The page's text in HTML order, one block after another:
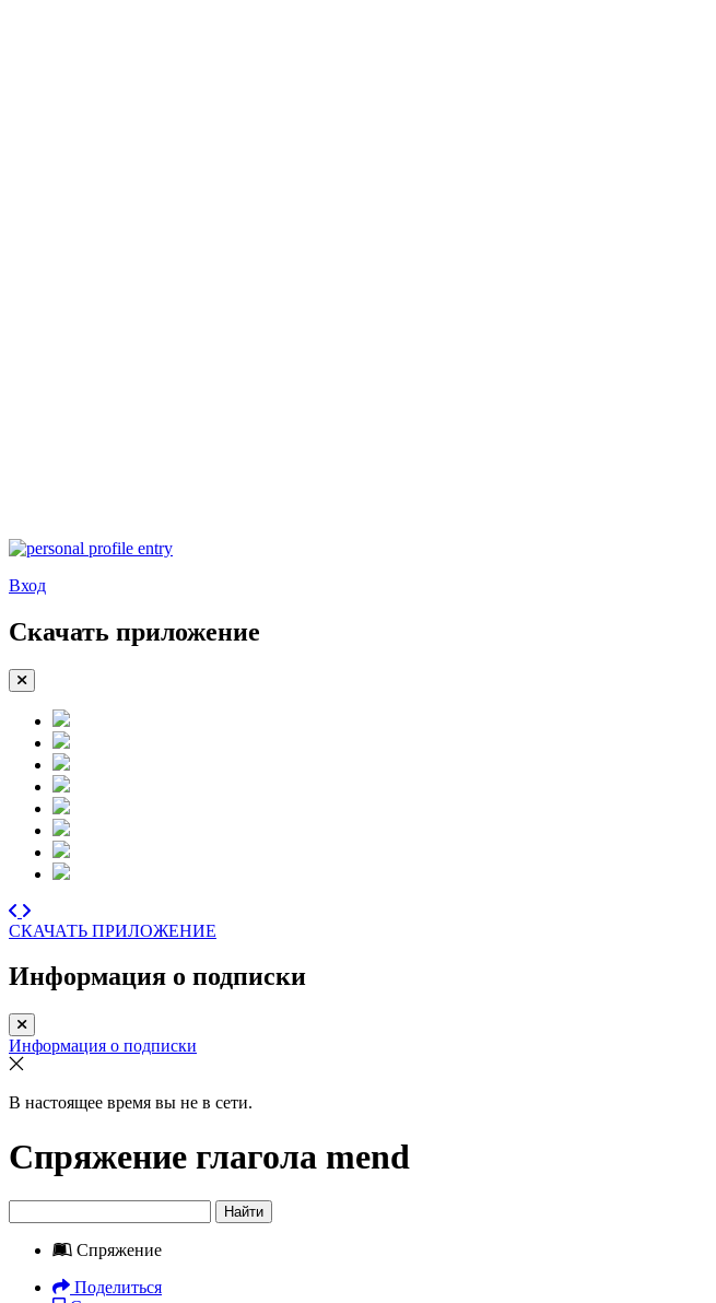
Вход
Скачать приложение
СКАЧАТЬ ПРИЛОЖЕНИЕ
Информация о подписки
Информация о подписки
В настоящее время вы не в сети.
Спряжение глагола mend
Найти
Спряжение
Поделиться